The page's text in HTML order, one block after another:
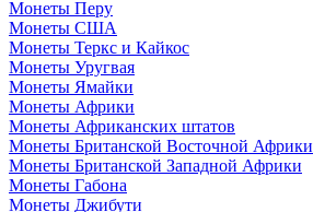
Монеты Перу
Монеты США
Монеты Теркс и Кайкос
Монеты Уругвая
Монеты Ямайки
Монеты Африки
Монеты Африканских штатов
Монеты Британской Восточной Африки
Монеты Британской Западной Африки
Монеты Габона
Монеты Джибути